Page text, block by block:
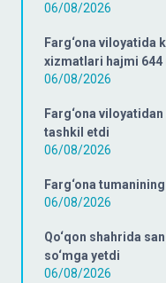
06/08/2026
Farg‘ona viloyatida
xizmatlari hajmi 644
06/08/2026
Farg‘ona
tashkil etdi
06/08/2026
Farg‘ona
06/08/2026
Qo‘qon shahrida
so‘mga yetdi
06/08/2026